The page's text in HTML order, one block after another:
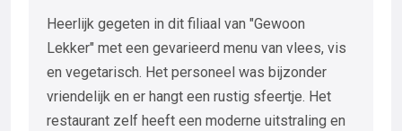
Heerlijk gegeten in dit filiaal van "Gewoon
Lekker" met een gevarieerd menu van vlees, vis
en vegetarisch. Het personeel was bijzonder
vriendelijk en er hangt een rustig sfeertje. Het
restaurant zelf heeft een moderne uitstraling en